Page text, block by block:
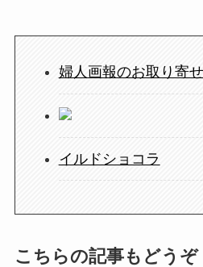
婦人画報のお取り寄せ
イルドショコラ
こちらの記事もどうぞ